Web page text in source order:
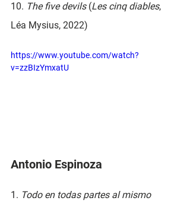
10. The five devils (Les cinq diables,
Léa Mysius, 2022)
https://www.youtube.com/watch?
v=zzBIzYmxatU
Antonio Espinoza
1. Todo en todas partes al mismo